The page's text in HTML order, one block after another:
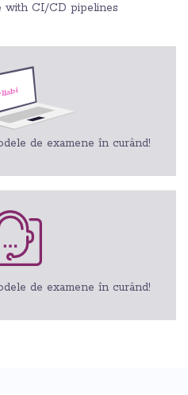
with CI/CD pipelines
de examene în curând!
de examene în curând!